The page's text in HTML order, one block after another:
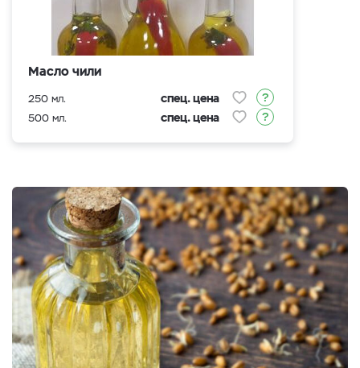
Масло чили
250 мл. спец. цена
500 мл. спец. цена